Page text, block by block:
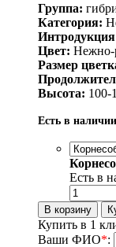
Группа:
Категория:
Цвет: Нежно-
Размер
Высота: 100-
Есть в
Есть в
Купить в 1
Ваши ФИО*: